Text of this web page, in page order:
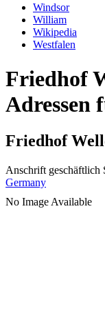
Windsor
William
Wikipedia
Westfalen
Friedhof
Adressen
Friedhof
Anschrift geschäftlich
Germany
No Image Available